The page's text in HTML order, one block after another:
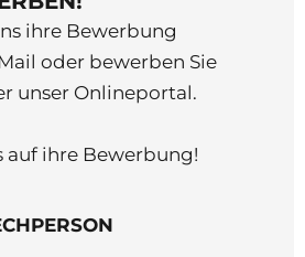
ihre Bewerbung
oder bewerben Sie
unser Onlineportal.
auf ihre Bewerbung!